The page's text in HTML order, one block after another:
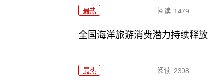
最热 阅读 1479
全国海洋旅游消费潜力持续释放
最热 阅读 2308